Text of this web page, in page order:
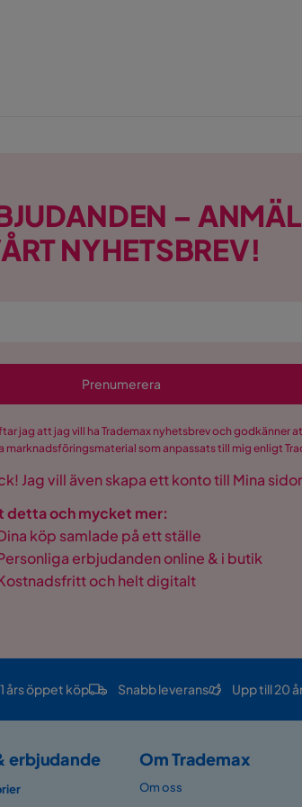
–
NYHETSBREV!
Prenumerera
jag att jag vill ha Trademax nyhetsbrev och godkänner
som anpassats till mig enligt
Jag vill även skapa ett konto till Mina
detta och mycket mer:
köp samlade på ett ställe
erbjudanden online & i butik
och helt digitalt
1 års öppet köp Snabb leverans Upp till 20
erbjudande Om Trademax
Om oss